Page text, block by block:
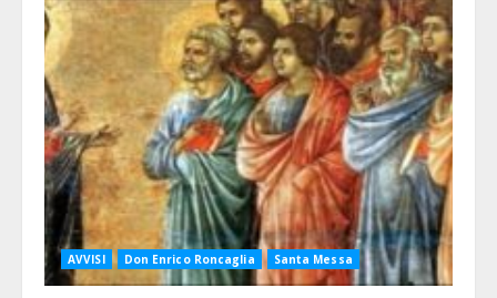
AVVISI Don Enrico Roncaglia Santa Messa